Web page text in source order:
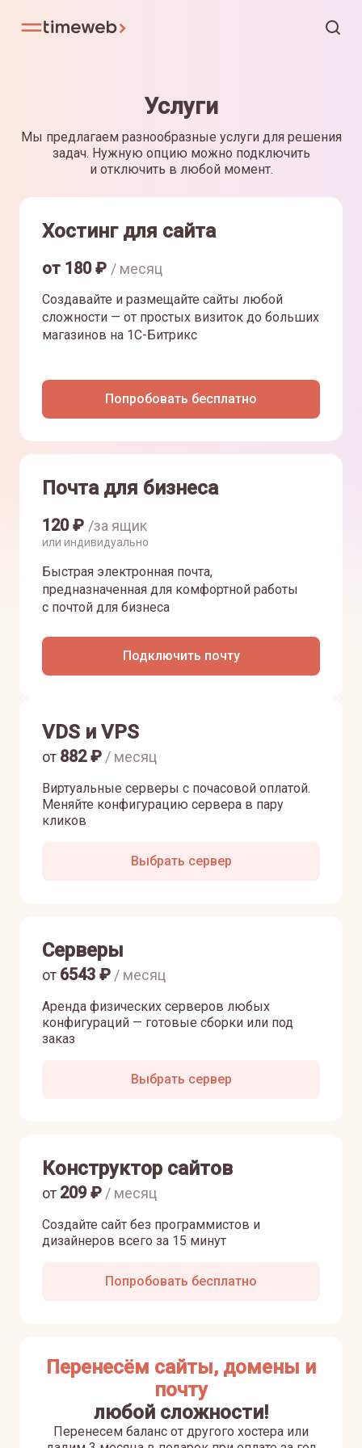
Услуги
Мы предлагаем разнообразные услуги для решения
задач. Нужную опцию можно подключить
и отключить в любой момент.
Хостинг для сайта
от 180₽ / месяц
Создавайте и размещайте сайты любой
сложности — от простых визиток до больших
магазинов на 1С-Битрикс
Попробовать бесплатно
Почта для бизнеса
120₽ /за ящик
или индивидуально
Быстрая электронная почта,
предназначенная для комфортной работы
с почтой для бизнеса
Подключить почту
VDS и VPS
Виртуальные серверы с почасовой оплатой.
Меняйте конфигурацию сервера в пару
кликов
от 882₽ / месяц
Выбрать сервер
Серверы
Аренда физических серверов любых
конфигураций — готовые сборки или под
заказ
от 6543 ₽ / месяц
Выбрать сервер
Конструктор сайтов
Создайте сайт без программистов и
дизайнеров всего за 15 минут
от 209₽ / месяц
Попробовать бесплатно
Перенесём сайты, домены и
почту
любой сложности!
Перенесем баланс от другого хостера или